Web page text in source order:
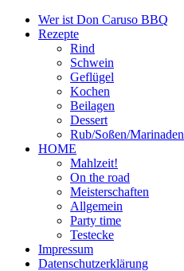
Wer ist Don Caruso BBQ
Rezepte
Rind
Schwein
Geflügel
Kochen
Beilagen
Dessert
Rub/Soßen/Marinaden
HOME
Mahlzeit!
On the road
Meisterschaften
Allgemein
Party time
Testecke
Impressum
Datenschutzerklärung